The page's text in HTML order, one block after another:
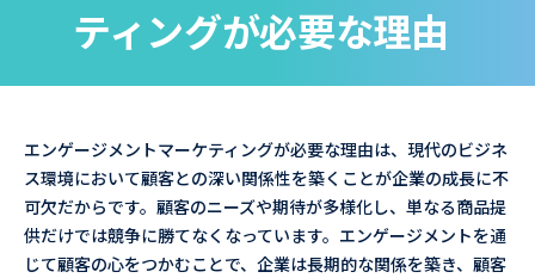
ティングが必要な理由
エンゲージメントマーケティングが必要な理由は、現代のビジネ
ス環境において顧客との深い関係性を築くことが企業の成長に不
可欠だからです。顧客のニーズや期待が多様化し、単なる商品提
供だけでは競争に勝てなくなっています。エンゲージメントを通
じて顧客の心をつかむことで、企業は長期的な関係を築き、顧客